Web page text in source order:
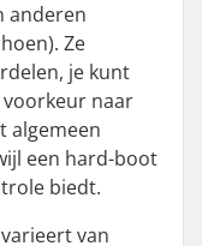
anderen
Ze
je kunt
voorkeur naar
algemeen
een hard-boot
biedt.
van